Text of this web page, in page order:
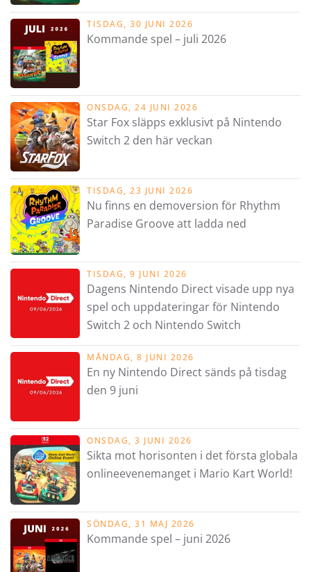
TISDAG, 30 JUNI 2026
Kommande spel – juli 2026
ONSDAG, 24 JUNI 2026
Star Fox släpps exklusivt på Nintendo
Switch 2 den här veckan
TISDAG, 23 JUNI 2026
Nu finns en demoversion för Rhythm
Paradise Groove att ladda ned
TISDAG, 9 JUNI 2026
Dagens Nintendo Direct visade upp nya
spel och uppdateringar för Nintendo
Switch 2 och Nintendo Switch
MÅNDAG, 8 JUNI 2026
En ny Nintendo Direct sänds på tisdag
den 9 juni
ONSDAG, 3 JUNI 2026
Sikta mot horisonten i det första globala
onlineevenemanget i Mario Kart World!
SÖNDAG, 31 MAJ 2026
Kommande spel – juni 2026